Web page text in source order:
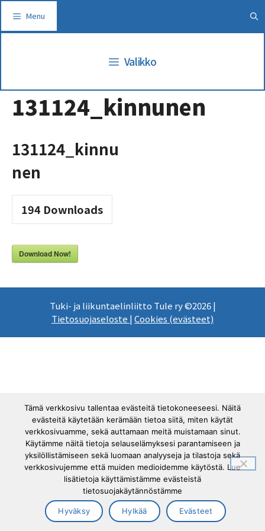
sisältöön
Menu
Valikko
131124_kinnunen
131124_kinnu
nen
194 Downloads
Download Now!
Tuki- ja liikuntaelinliitto Tule ry ©2026 |
Tietosuojaseloste | Cookies (evästeet)
Tämä verkkosivu tallentaa evästeitä tietokoneeseesi. Näitä
evästeitä käytetään kerämään tietoa siitä, miten käytät
verkkosivuamme, sekä auttamaan meitä muistamaan sinut.
Käytämme näitä tietoja selauselämyksesi parantamiseen ja
yksilöllistämiseen sekä luomaan analyyseja ja tilastoja sekä
verkkosivujemme että muiden medioidemme käytöstä. Lue
lisätietoja käyttämistämme evästeistä
tietosuojakäytännöstämme
Hyväksy Hylkää Evästeet